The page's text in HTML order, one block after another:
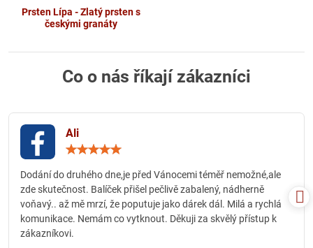
Prsten Lípa - Zlatý prsten s
českými granáty
Co o nás říkají zákazníci
Ali
5
Dodání do druhého dne,je před Vánocemi téměř nemožné,ale
zde skutečnost. Balíček přišel pečlivě zabalený, nádherně
voňavý.. až mě mrzí, že poputuje jako dárek dál. Milá a rychlá
komunikace. Nemám co vytknout. Děkuji za skvělý přístup k
zákazníkovi.